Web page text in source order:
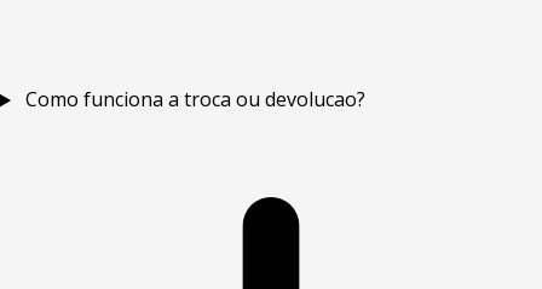
Como funciona a troca ou devolucao?